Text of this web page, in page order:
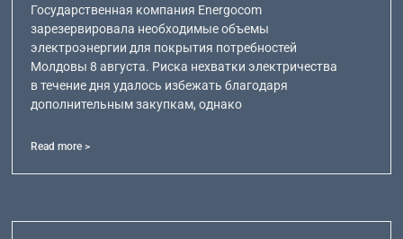
Государственная компания Energocom
зарезервировала необходимые объемы
электроэнергии для покрытия потребностей
Молдовы 8 августа. Риска нехватки электричества
в течение дня удалось избежать благодаря
дополнительным закупкам, однако
Read more >